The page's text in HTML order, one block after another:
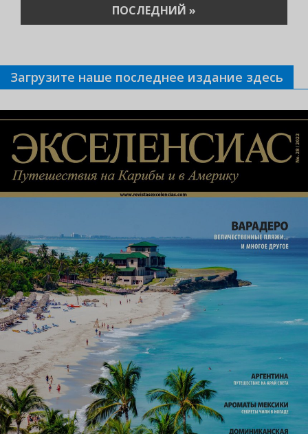
ПОСЛЕДНЯЯ
СТРАНИЦА
ПОСЛЕДНИЙ »
Загрузите наше последнее издание здесь